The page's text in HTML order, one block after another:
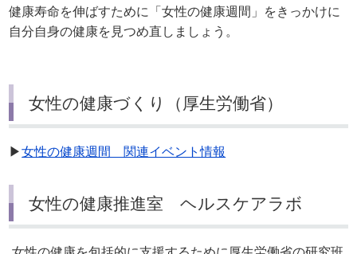
健康寿命を伸ばすために「女性の健康週間」をきっかけに
自分自身の健康を見つめ直しましょう。
女性の健康づくり（厚生労働省）
▶女性の健康週間 関連イベント情報
女性の健康推進室 ヘルスケアラボ